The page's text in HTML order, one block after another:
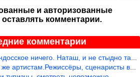
и авторизованные
комментарии.
комментарии
ничего. Наташ, и не стыдно такую фигн
сценаристы вы где или к